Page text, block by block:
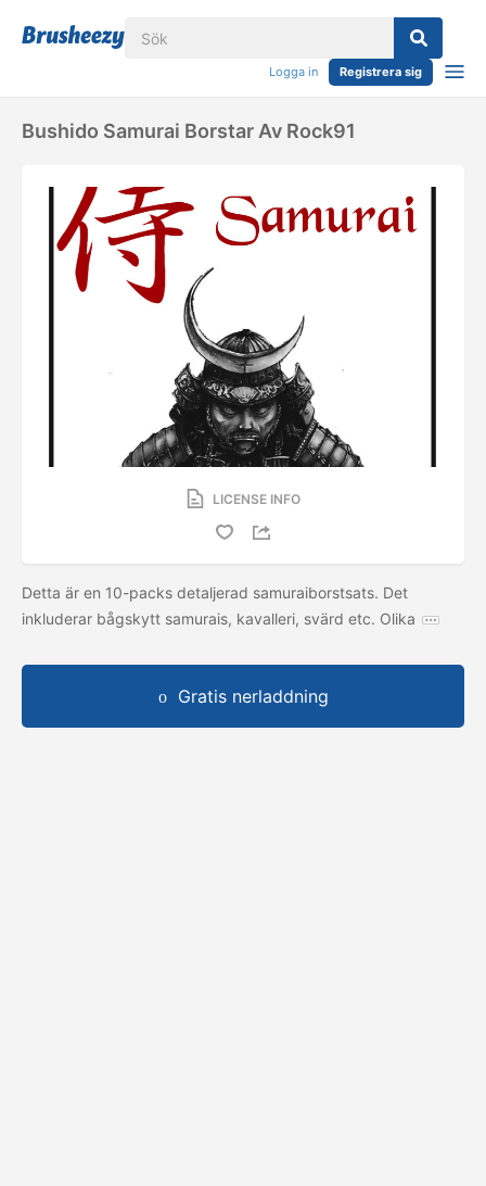
Logga in Registrera sig
Bushido Samurai Borstar Av Rock91
LICENSE INFO
Detta är en 10-packs detaljerad samuraiborstsats. Det
inkluderar bågskytt samurais, kavalleri, svärd etc. Olika
Gratis nerladdning